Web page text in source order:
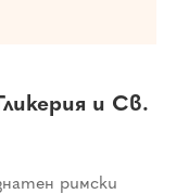
и Св.
римски